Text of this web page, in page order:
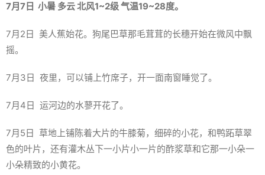
7月7日 小暑 多云 北风1~2级 气温19~28度。
7月2日 美人蕉始花。狗尾巴草那毛茸茸的长穗开始在微风中飘
摇。
7月3日 夜里，可以铺上竹席子，开一面南窗睡觉了。
7月4日 运河边的水蓼开花了。
7月5日 草地上铺陈着大片的牛膝菊，细碎的小花，和鸭跖草翠
色的叶片，还有灌木丛下一小片小一片的酢浆草和它那一小朵一
小朵精致的小黄花。